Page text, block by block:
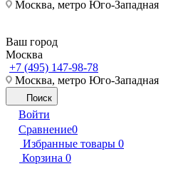
Москва, метро Юго-Западная
Ваш город
Москва
+7 (495) 147-98-78
Москва, метро Юго-Западная
Поиск
Войти
Сравнение0
Избранные товары 0
Корзина 0